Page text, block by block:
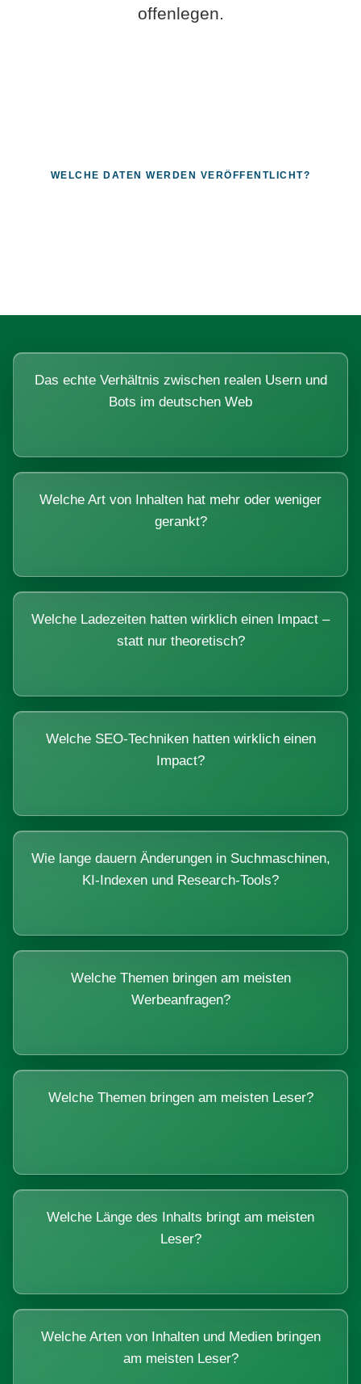
offenlegen.
WELCHE DATEN WERDEN VERÖFFENTLICHT?
Das echte Verhältnis zwischen realen Usern und
Bots im deutschen Web
Welche Art von Inhalten hat mehr oder weniger
gerankt?
Welche Ladezeiten hatten wirklich einen Impact –
statt nur theoretisch?
Welche SEO-Techniken hatten wirklich einen
Impact?
Wie lange dauern Änderungen in Suchmaschinen,
KI-Indexen und Research-Tools?
Welche Themen bringen am meisten
Werbeanfragen?
Welche Themen bringen am meisten Leser?
Welche Länge des Inhalts bringt am meisten
Leser?
Welche Arten von Inhalten und Medien bringen
am meisten Leser?